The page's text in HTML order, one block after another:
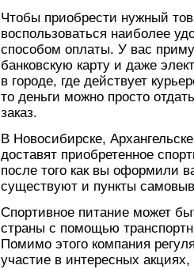
Чтобы приобрести нужный
воспользоваться наиболее
способом оплаты. У вас
банковскую карту и даже
в городе, где действует
то деньги можно просто
заказ.
В Новосибирске,
доставят приобретенное
после того как вы оформили
существуют и пункты
Спортивное питание может
страны с помощью
Помимо этого компания
участие в интересных